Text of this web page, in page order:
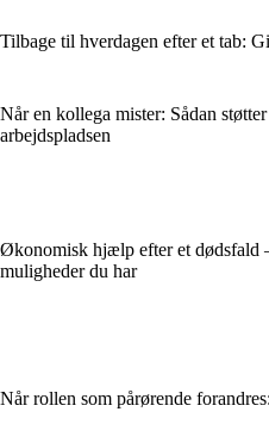
Tilbage til hverdagen efter et tab:
Når en kollega mister: Sådan
arbejdspladsen
Økonomisk hjælp efter et dødsfald
muligheder du har
Når rollen som pårørende